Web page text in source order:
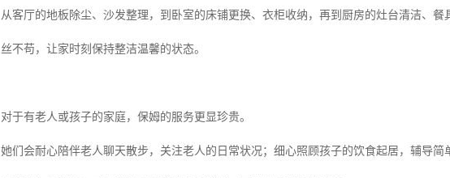
从客厅的地板除尘、沙发整理，到卧室的床铺更换、衣柜收纳，再到厨房的灶台清洁、
丝不苟，让家时刻保持整洁温馨的状态。
对于有老人或孩子的家庭，保姆的服务更显珍贵。
她们会耐心陪伴老人聊天散步，关注老人的日常状况；细心照顾孩子的饮食起居，辅导